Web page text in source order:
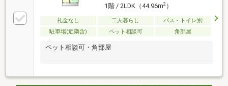
1階 / 2LDK（44.96m2）
礼金なし 二人暮らし
バス・トイレ別
駐車場(近隣含)
ペット相談可 角部屋
ペット相談可・角部屋